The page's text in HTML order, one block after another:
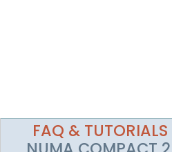
FAQ & TUTORIALS